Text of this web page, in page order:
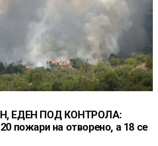
ЕДЕН ПОД КОНТРОЛА:
пожари на отворено, a 18 се